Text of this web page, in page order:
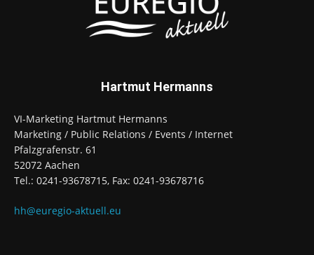
Hartmut Hermanns
VI-Marketing Hartmut Hermanns
Marketing / Public Relations / Events / Internet
Pfalzgrafenstr. 61
52072 Aachen
Tel.: 0241-93678715, Fax: 0241-93678716
hh@euregio-aktuell.eu